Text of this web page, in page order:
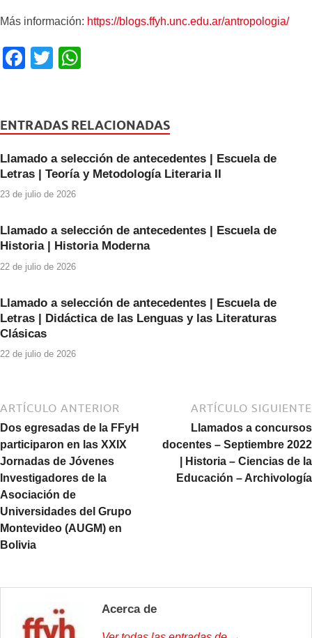
Más información: https://blogs.ffyh.unc.edu.ar/antropologia/
F
e
o
o
T
er s
p
ENTRADAS RELACIONADAS
Llamado a selección de antecedentes | Escuela de
Letras | Teoría y Metodología Literaria II
23 de julio de 2026
Llamado a selección de antecedentes | Escuela de
Historia | Historia Moderna
22 de julio de 2026
Llamado a selección de antecedentes | Escuela de
Letras | Didáctica de las Lenguas y las Literaturas
Clásicas
22 de julio de 2026
ARTÍCULO ANTERIOR
Dos egresadas de la FFyH
participaron en las XXIX
Jornadas de Jóvenes
Investigadores de la
Asociación de
Universidades del Grupo
Montevideo (AUGM) en
Bolivia
ARTÍCULO SIGUIENTE
Llamados a concursos
docentes – Septiembre 2022
| Historia – Ciencias de la
Educación – Archivología
Acerca de